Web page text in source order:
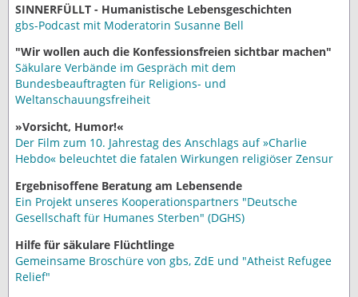
SINNERFÜLLT - Humanistische Lebensgeschichten
gbs-Podcast mit Moderatorin Susanne Bell
"Wir wollen auch die Konfessionsfreien sichtbar machen"
Säkulare Verbände im Gespräch mit dem
Bundesbeauftragten für Religions- und
Weltanschauungsfreiheit
»Vorsicht, Humor!«
Der Film zum 10. Jahrestag des Anschlags auf »Charlie
Hebdo« beleuchtet die fatalen Wirkungen religiöser Zensur
Ergebnisoffene Beratung am Lebensende
Ein Projekt unseres Kooperationspartners "Deutsche
Gesellschaft für Humanes Sterben" (DGHS)
Hilfe für säkulare Flüchtlinge
Gemeinsame Broschüre von gbs, ZdE und "Atheist Refugee
Relief"